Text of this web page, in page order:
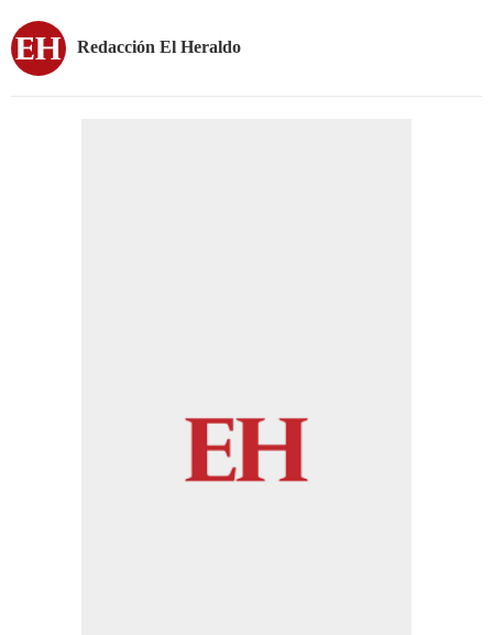
Redacción El Heraldo